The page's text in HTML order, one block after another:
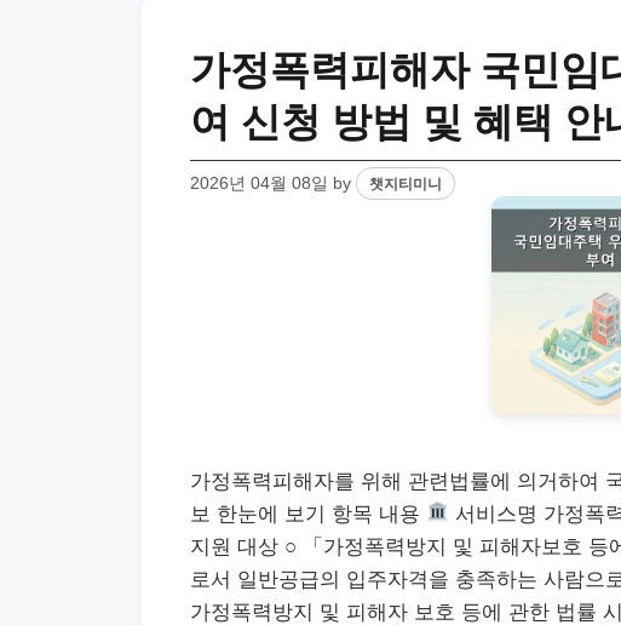
가정폭력피해자 국민임
여 신청 방법 및 혜택 안
2026년 04월 08일 by 챗지티미니
가정폭력피해자를 위해 관련법률에 의거하여
보 한눈에 보기 항목 내용
서비스명 가정폭
지원 대상 ○ 「가정폭력방지 및 피해자보호
로서 일반공급의 입주자격을 충족하는 사람으
가정폭력방지 및 피해자 보호 등에 관한 법률